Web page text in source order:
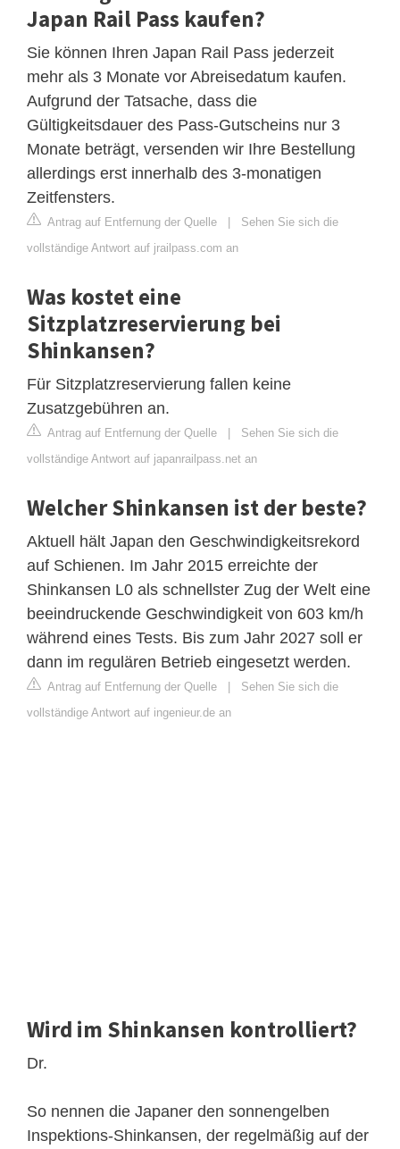
Japan Rail Pass kaufen?
Sie können Ihren Japan Rail Pass jederzeit
mehr als 3 Monate vor Abreisedatum kaufen.
Aufgrund der Tatsache, dass die
Gültigkeitsdauer des Pass-Gutscheins nur 3
Monate beträgt, versenden wir Ihre Bestellung
allerdings erst innerhalb des 3-monatigen
Zeitfensters.
Antrag auf Entfernung der Quelle | Sehen Sie sich die
vollständige Antwort auf jrailpass.com an
Was kostet eine
Sitzplatzreservierung bei
Shinkansen?
Für Sitzplatzreservierung fallen keine
Zusatzgebühren an.
Antrag auf Entfernung der Quelle | Sehen Sie sich die
vollständige Antwort auf japanrailpass.net an
Welcher Shinkansen ist der beste?
Aktuell hält Japan den Geschwindigkeitsrekord
auf Schienen. Im Jahr 2015 erreichte der
Shinkansen L0 als schnellster Zug der Welt eine
beeindruckende Geschwindigkeit von 603 km/h
während eines Tests. Bis zum Jahr 2027 soll er
dann im regulären Betrieb eingesetzt werden.
Antrag auf Entfernung der Quelle | Sehen Sie sich die
vollständige Antwort auf ingenieur.de an
Wird im Shinkansen kontrolliert?
Dr.
So nennen die Japaner den sonnengelben
Inspektions-Shinkansen, der regelmäßig auf der